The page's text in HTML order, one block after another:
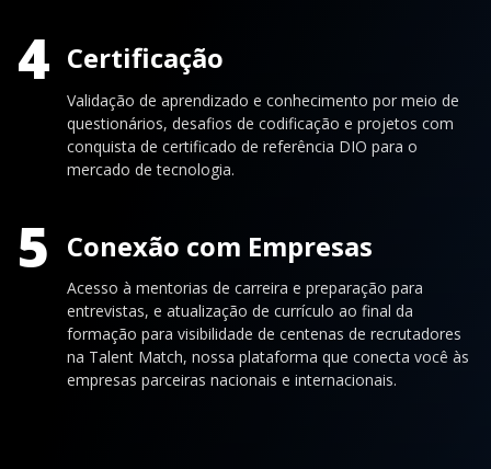
4 Certificação
Validação de aprendizado e conhecimento por meio de
questionários, desafios de codificação e projetos com
conquista de certificado de referência DIO para o
mercado de tecnologia.
5 Conexão com Empresas
Acesso à mentorias de carreira e preparação para
entrevistas, e atualização de currículo ao final da
formação para visibilidade de centenas de recrutadores
na Talent Match, nossa plataforma que conecta você às
empresas parceiras nacionais e internacionais.